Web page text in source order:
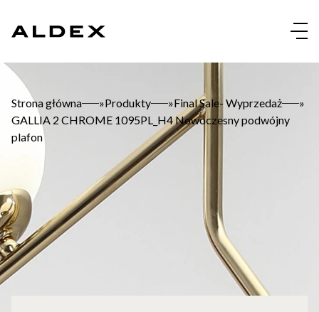
content
Strona główna »Produkty »Final Sale- Wyprzedaż
»
GALLIA 2 CHROME 1095PL_H4 Nowoczesny podwójny
plafon